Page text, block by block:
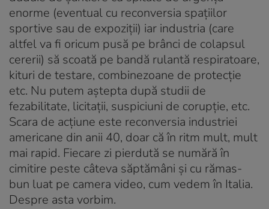
enorme (eventual cu reconversia spațiilor
sportive sau de expoziții) iar industria (care
altfel va fi oricum pusă pe brânci de colapsul
cererii) să scoată pe bandă rulantă respiratoare,
kituri de testare, combinezoane de protecție
etc. Nu putem aștepta după studii de
fezabilitate, licitații, suspiciuni de corupție, etc.
Scara de acțiune este reconversia industriei
americane din anii 40, doar că în ritm mult, mult
mai rapid. Fiecare zi pierdută se numără în
cimitire peste câteva săptămâni și cu rămas-
bun luat pe camera video, cum vedem în Italia.
Despre asta vorbim.